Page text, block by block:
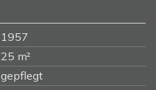
1957
25 m²
gepflegt